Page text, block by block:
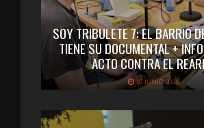
SOY TRIBULETE 7: EL BARRIO
TIENE SU DOCUMENTAL +
ACTO CONTRA EL
10 JUNIO 2026